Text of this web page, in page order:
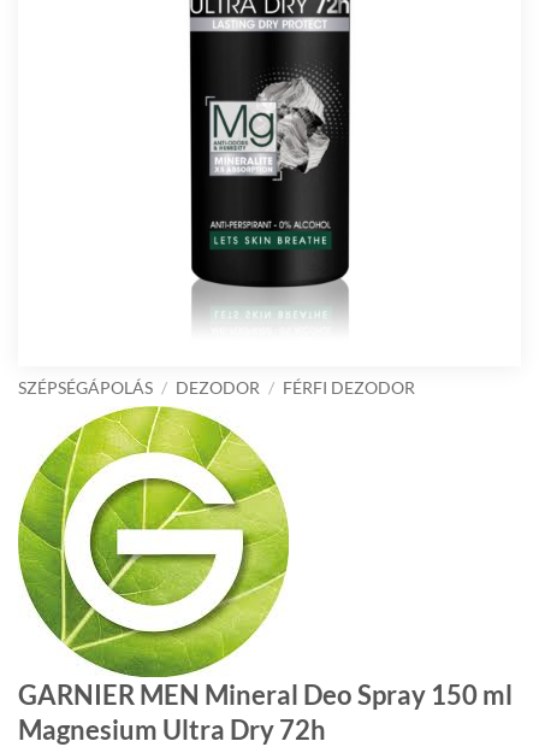
SZÉPSÉGÁPOLÁS / DEZODOR / FÉRFI DEZODOR
GARNIER MEN Mineral Deo Spray 150 ml
Magnesium Ultra Dry 72h